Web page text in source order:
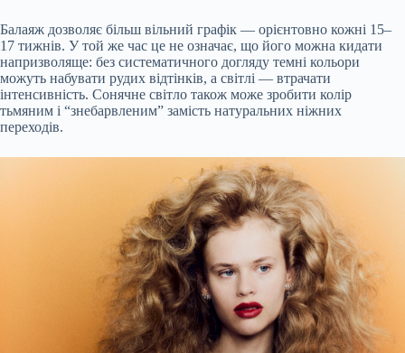
Балаяж дозволяє більш вільний графік — орієнтовно кожні 15–
17 тижнів. У той же час це не означає, що його можна кидати
напризволяще: без систематичного догляду темні кольори
можуть набувати рудих відтінків, а світлі — втрачати
інтенсивність. Сонячне світло також може зробити колір
тьмяним і “знебарвленим” замість натуральних ніжних
переходів.